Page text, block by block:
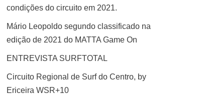
condições do circuito em 2021.
Mário Leopoldo segundo classificado na
edição de 2021 do MATTA Game On
ENTREVISTA SURFTOTAL
Circuito Regional de Surf do Centro, by
Ericeira WSR+10